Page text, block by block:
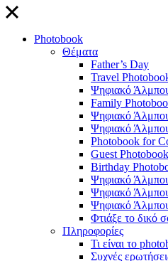
close
Photobook
Θέματα
Father’s Day
Travel
Ψηφιακό
Family
Ψηφιακό
Ψηφιακό
Photobook for
Guest Photobook
Birthday
Ψηφιακό
Ψηφιακό
Ψηφιακό
Φτιάξε το δικό
Πληροφορίες
Τι είναι το
Συχνές